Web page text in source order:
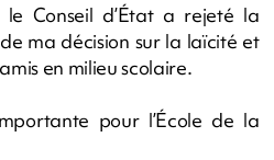
Conseil d’État a rejeté la
ma décision sur la laïcité et
en milieu scolaire.
pour l’École de la